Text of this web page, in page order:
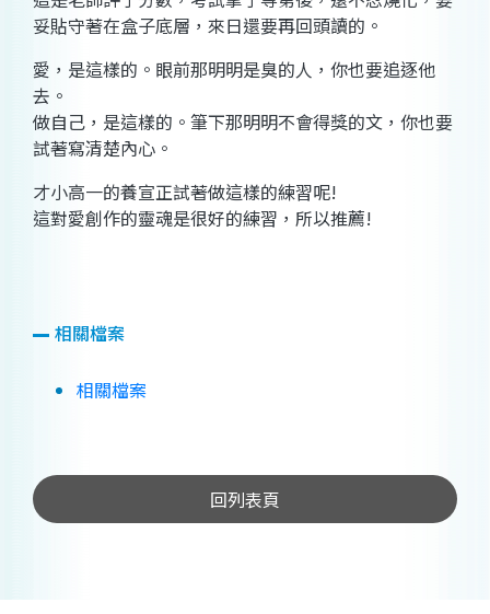
妥貼守著在盒子底層，來日還要再回頭讀的。
愛，是這樣的。眼前那明明是臭的人，你也要追逐他
去。
做自己，是這樣的。筆下那明明不會得獎的文，你也要
試著寫清楚內心。
才小高一的養宣正試著做這樣的練習呢!
這對愛創作的靈魂是很好的練習，所以推薦!
相關檔案
相關檔案
回列表頁